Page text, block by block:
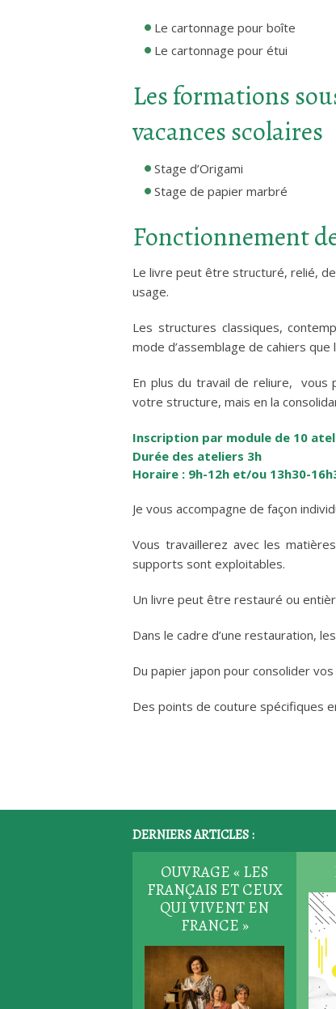
Le cartonnage pour boîte
Le cartonnage pour étui
Les formations
vacances scolaires
Stage d’Origami
Stage de papier marbré
Fonctionnement
Le livre peut être structuré, relié,
usage.
Les structures classiques,
mode d’assemblage de cahiers
En plus du travail de reliure, vous
votre structure, mais en la
Inscription par module de 10
Durée des ateliers 3h
Horaire : 9h-12h et/ou 13h30-
Je vous accompagne de façon
Vous travaillerez avec les
supports sont exploitables.
Un livre peut être restauré ou
Dans le cadre d’une restauration,
Du papier japon pour consolider
Des points de couture spécifiques
DERNIERS ARTICLES :
OUVRAGE « LES
FRANÇAIS ET CEUX
QUI VIVENT EN
FRANCE »